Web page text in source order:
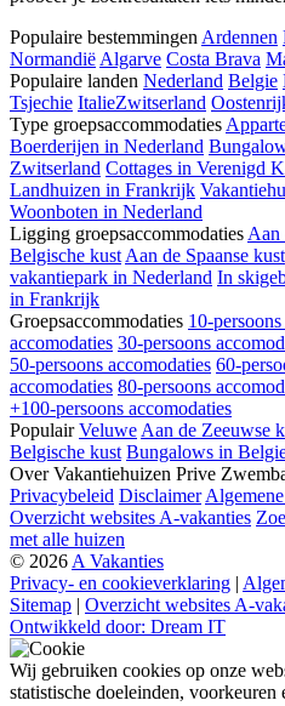
Populaire bestemmingen Ardennen
Normandië Algarve Costa Brava
Populaire landen Nederland Belgie
Tsjechie ItalieZwitserland
Type groepsaccommodaties
Boerderijen in Nederland
Zwitserland Cottages in Verenigd
Landhuizen in Frankrijk
Woonboten in Nederland
Ligging groepsaccommodaties Aan
Belgische kust Aan de Spaanse kust
vakantiepark in Nederland In
in Frankrijk
Groepsaccommodaties 10-
accomodaties 30-persoons
50-persoons accomodaties 60-
accomodaties 80-persoons
+100-persoons accomodaties
Populair Veluwe Aan de Zeeuwse
Belgische kust Bungalows in
Over Vakantiehuizen Prive
Privacybeleid Disclaimer
Overzicht websites A-vakanties
met alle huizen
© 2026 A Vakanties
Privacy- en cookieverklaring |
Sitemap | Overzicht websites A-
Ontwikkeld door: Dream IT
Wij gebruiken cookies op onze
statistische doeleinden,